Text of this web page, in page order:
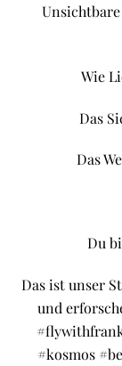
Wie
Das
Das
Du
Das ist unser
und
#kosmos